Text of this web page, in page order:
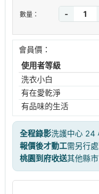
數量： -
會員價：
使用者等級
洗衣小白
有在愛乾淨
有品味的生活
全程錄影洗護中心 24
報價後才動工需另行
桃園到府收送其他縣